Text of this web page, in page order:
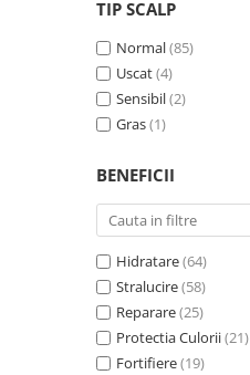
TIP SCALP
Normal(85)
Uscat(4)
Sensibil(2)
Gras(1)
BENEFICII
Hidratare(64)
Stralucire(58)
Reparare(25)
Protectia Culorii(21)
Fortifiere(19)